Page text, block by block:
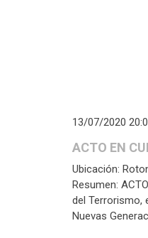
13/07/2020
ACTO EN
Ubicación:
Resumen:
del Terrorismo,
Nuevas